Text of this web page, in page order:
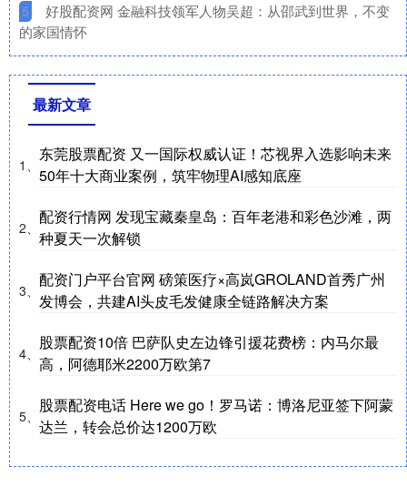
5
​好股配资网 金融科技领军人物吴超：从邵武到世界，不变
的家国情怀
最新文章
1、
东莞股票配资 又一国际权威认证！芯视界入选影响未来
50年十大商业案例，筑牢物理AI感知底座
2、
配资行情网 发现宝藏秦皇岛：百年老港和彩色沙滩，两
种夏天一次解锁
3、
配资门户平台官网 磅策医疗×高岚GROLAND首秀广州
发博会，共建AI头皮毛发健康全链路解决方案
4、
股票配资10倍 巴萨队史左边锋引援花费榜：内马尔最
高，阿德耶米2200万欧第7
5、
股票配资电话 Here we go！罗马诺：博洛尼亚签下阿蒙
达兰，转会总价达1200万欧